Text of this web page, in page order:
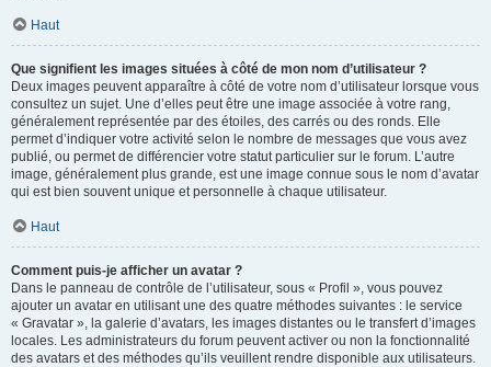
Haut
Que signifient les images situées à côté de mon nom d’utilisateur ?
Deux images peuvent apparaître à côté de votre nom d’utilisateur lorsque vous
consultez un sujet. Une d’elles peut être une image associée à votre rang,
généralement représentée par des étoiles, des carrés ou des ronds. Elle
permet d’indiquer votre activité selon le nombre de messages que vous avez
publié, ou permet de différencier votre statut particulier sur le forum. L’autre
image, généralement plus grande, est une image connue sous le nom d’avatar
qui est bien souvent unique et personnelle à chaque utilisateur.
Haut
Comment puis-je afficher un avatar ?
Dans le panneau de contrôle de l’utilisateur, sous « Profil », vous pouvez
ajouter un avatar en utilisant une des quatre méthodes suivantes : le service
« Gravatar », la galerie d’avatars, les images distantes ou le transfert d’images
locales. Les administrateurs du forum peuvent activer ou non la fonctionnalité
des avatars et des méthodes qu’ils veuillent rendre disponible aux utilisateurs.